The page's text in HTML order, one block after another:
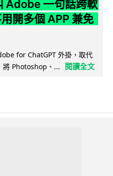
Adobe 一句話跨軟
開多個 APP 兼免
for ChatGPT 外掛，取代
將 Photoshop、...
閱讀全文